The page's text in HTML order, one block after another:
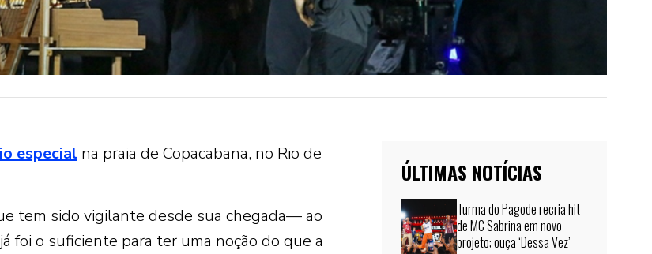
especial na praia de Copacabana, no Rio de
tem sido vigilante desde sua chegada— ao
foi o suficiente para ter uma noção do que a
ÚLTIMAS NOTÍCIAS
Turma do Pagode recria hit
de MC Sabrina em novo
projeto; ouça ‘Dessa Vez’